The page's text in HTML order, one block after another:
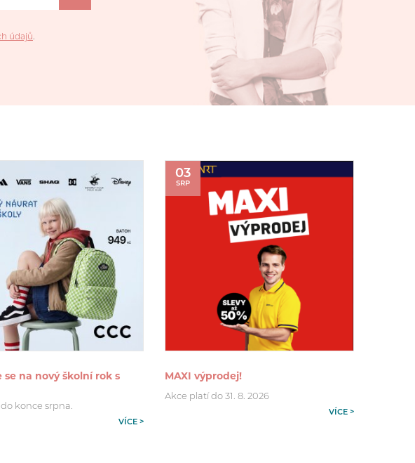
údajů.
se na nový školní rok s
konce srpna.
VÍCE >
03
SRP
MAXI výprodej!
Akce platí do 31. 8. 2026
VÍCE >